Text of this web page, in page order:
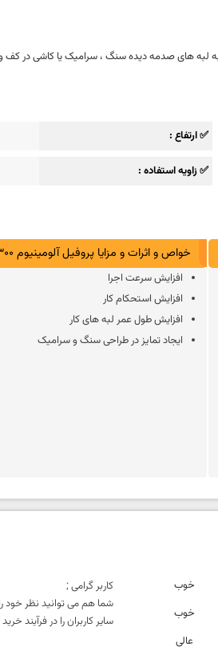
✅ ارتفاع
✅ زاویه استفاده
خواص و اثرات و مزایا پروفیل آلومینیوم TT 300
افزایش سرعت اجرا
افزایش استحکام کار
افزایش طول عمر لبه های کار
ایجاد تمایز در طراحی سنگ و سرامیک
خوب
خوب
عالی
کاربر گرامی ;
شما هم می توانید نظر خود
سایر کاربران را در فرآیند